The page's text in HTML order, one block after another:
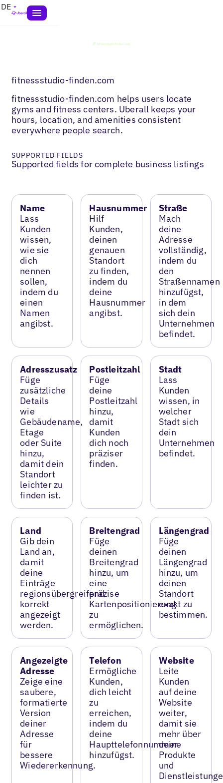
DE
fitnessstudio-finden.com
fitnessstudio-finden.com helps users locate
gyms and fitness centers. Uberall keeps your
hours, location, and amenities consistent
everywhere people search.
SUPPORTED FIELDS
Supported fields for complete business listings
Name
Lass
Kunden
wissen,
wie sie
dich
nennen
sollen,
indem du
einen
Namen
angibst.
Hausnummer
Hilf
Kunden,
deinen
genauen
Standort
zu finden,
indem du
deine
Hausnummer
angibst.
Straße
Mach
deine
Adresse
vollständig,
indem du
den
Straßennamen
hinzufügst,
in dem
sich dein
Unternehmen
befindet.
Adresszusatz
Füge
zusätzliche
Details
wie
Gebäudename,
Etage
oder Suite
hinzu,
damit dein
Standort
leichter zu
finden ist.
Postleitzahl
Füge
deine
Postleitzahl
hinzu,
damit
Kunden
dich noch
präziser
finden.
Stadt
Lass
Kunden
wissen, in
welcher
Stadt sich
dein
Unternehmen
befindet.
Land
Gib dein
Land an,
damit
deine
Einträge
regionsübergreifend
korrekt
angezeigt
werden.
Breitengrad
Füge
deinen
Breitengrad
hinzu, um
eine
präzise
Kartenpositionierung
zu
ermöglichen.
Längengrad
Füge
deinen
Längengrad
hinzu, um
deinen
Standort
exakt zu
bestimmen.
Angezeigte
Adresse
Zeige eine
saubere,
formatierte
Version
deiner
Adresse
für
bessere
Wiedererkennung.
Telefon
Ermögliche
Kunden,
dich leicht
zu
erreichen,
indem du
deine
Haupttelefonnummer
hinzufügst.
Website
Leite
Kunden
auf deine
Website
weiter,
damit sie
mehr über
deine
Produkte
und